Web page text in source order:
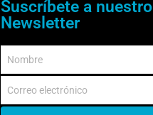
Suscríbete a nuestro
Newsletter